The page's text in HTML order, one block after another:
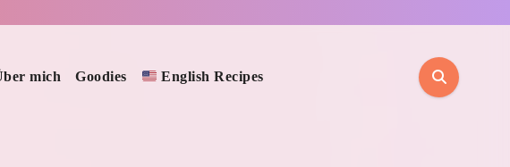
mich Goodies English Recipes